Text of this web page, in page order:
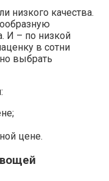
низкого качества.
И – по низкой
в сотни
выбрать
цене.